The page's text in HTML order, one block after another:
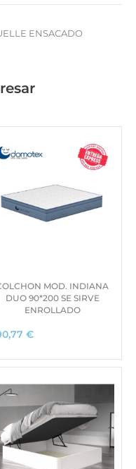
ENSACADO
MOD. INDIANA
DUO 90*200 SE SIRVE
ENROLLADO
€